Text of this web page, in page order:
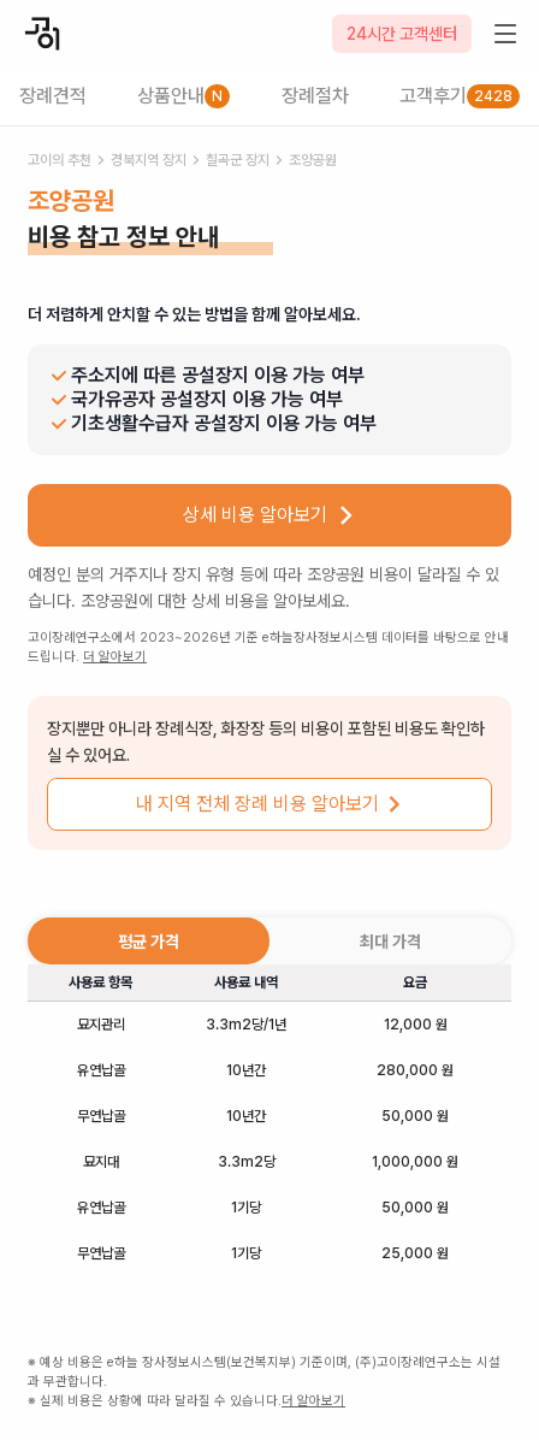
24시간 고객센터
장례견적 상품안내 N 장례절차 고객후기 2428
고이의 추천 경북지역 장지 칠곡군 장지 조양공원
조양공원
비용 참고 정보 안내
더 저렴하게 안치할 수 있는 방법을 함께 알아보세요.
주소지에 따른 공설장지 이용 가능 여부
국가유공자 공설장지 이용 가능 여부
기초생활수급자 공설장지 이용 가능 여부
상세 비용 알아보기
예정인 분의 거주지나 장지 유형 등에 따라 조양공원 비용이 달라질 수 있
습니다. 조양공원에 대한 상세 비용을 알아보세요.
고이장례연구소에서 2023~2026년 기준 e하늘장사정보시스템 데이터를 바탕으로 안내
드립니다. 더 알아보기
장지뿐만 아니라 장례식장, 화장장 등의 비용이 포함된 비용도 확인하
실 수 있어요.
내 지역 전체 장례 비용 알아보기
평균 가격 최대 가격
사용료 항목 사용료 내역 요금
묘지관리 3.3m2당/1년 12,000 원
유연납골 10년간 280,000 원
무연납골 10년간 50,000 원
묘지대 3.3m2당 1,000,000 원
유연납골 1기당 50,000 원
무연납골 1기당 25,000 원
※ 예상 비용은 e하늘 장사정보시스템(보건복지부) 기준이며, (주)고이장례연구소는 시설
과 무관합니다.
※ 실제 비용은 상황에 따라 달라질 수 있습니다.더 알아보기